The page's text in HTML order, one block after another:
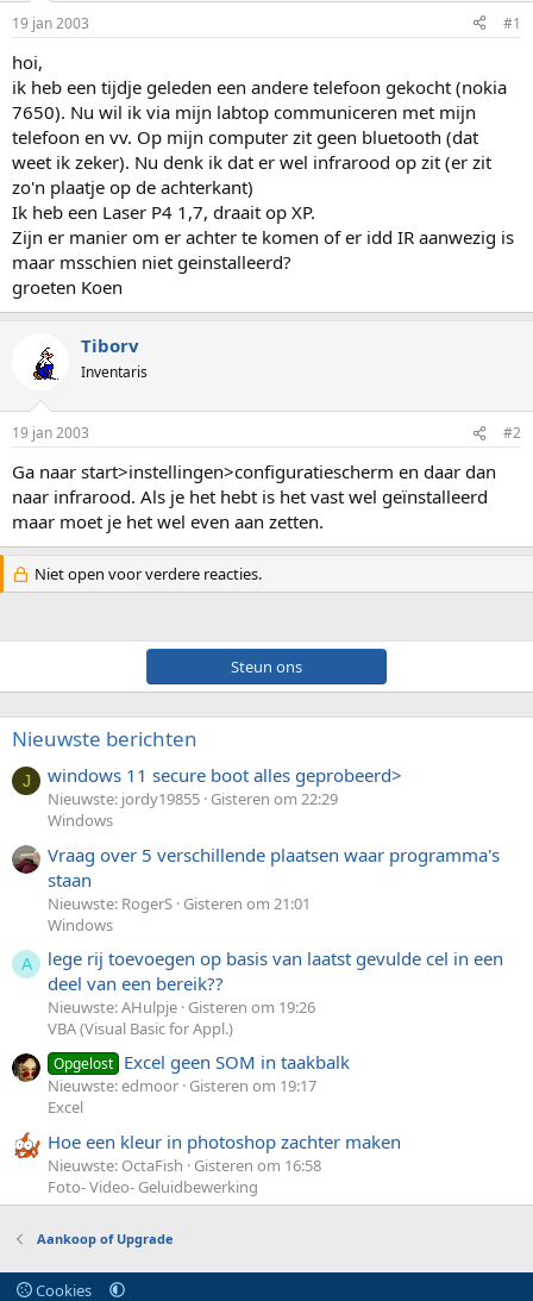
p
s
t
a
r
t
e
r
m
19 jan 2003 #1
hoi,
ik heb een tijdje geleden een andere telefoon gekocht (nokia
7650). Nu wil ik via mijn labtop communiceren met mijn
telefoon en vv. Op mijn computer zit geen bluetooth (dat
weet ik zeker). Nu denk ik dat er wel infrarood op zit (er zit
zo'n plaatje op de achterkant)
Ik heb een Laser P4 1,7, draait op XP.
Zijn er manier om er achter te komen of er idd IR aanwezig is
maar msschien niet geinstalleerd?
groeten Koen
Tiborv
Inventaris
19 jan 2003 #2
Ga naar start>instellingen>configuratiescherm en daar dan
naar infrarood. Als je het hebt is het vast wel geïnstalleerd
maar moet je het wel even aan zetten.
Niet open voor verdere reacties.
Steun ons
Nieuwste berichten
J windows 11 secure boot alles geprobeerd>
Nieuwste: jordy19855 Gisteren om 22:29
Windows
Vraag over 5 verschillende plaatsen waar programma's
staan
Nieuwste: RogerS Gisteren om 21:01
Windows
A
lege rij toevoegen op basis van laatst gevulde cel in een
deel van een bereik??
Nieuwste: AHulpje Gisteren om 19:26
VBA (Visual Basic for Appl.)
Opgelost Excel geen SOM in taakbalk
Nieuwste: edmoor Gisteren om 19:17
Excel
Hoe een kleur in photoshop zachter maken
Nieuwste: OctaFish
Gisteren om 16:58
Foto- Video- Geluidbewerking
Aankoop of Upgrade
Cookies